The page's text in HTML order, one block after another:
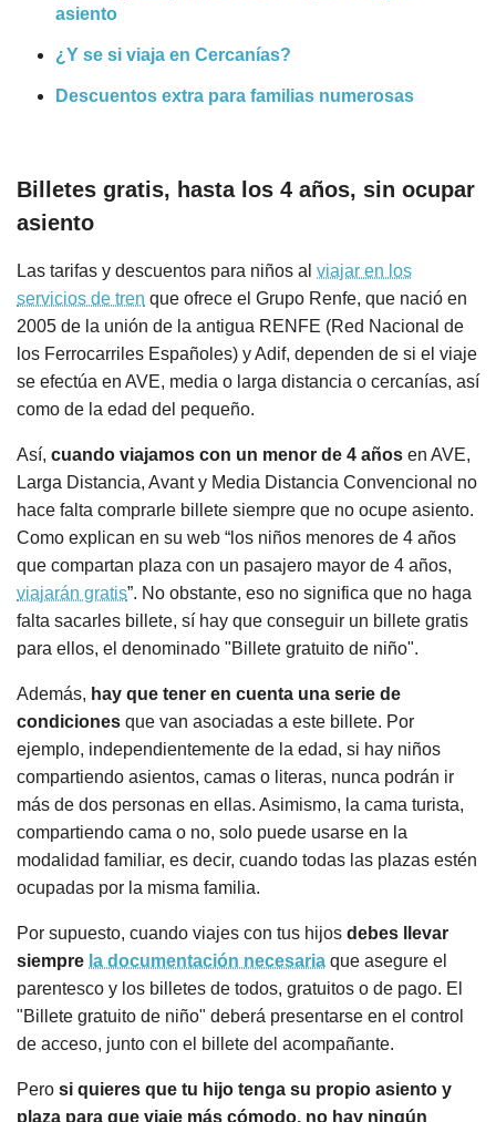
asiento
¿Y se si viaja en Cercanías?
Descuentos extra para familias numerosas
Billetes gratis, hasta los 4 años, sin ocupar
asiento
Las tarifas y descuentos para niños al viajar en los
servicios de tren que ofrece el Grupo Renfe, que nació en
2005 de la unión de la antigua RENFE (Red Nacional de
los Ferrocarriles Españoles) y Adif, dependen de si el viaje
se efectúa en AVE, media o larga distancia o cercanías, así
como de la edad del pequeño.
Así, cuando viajamos con un menor de 4 años en AVE,
Larga Distancia, Avant y Media Distancia Convencional no
hace falta comprarle billete siempre que no ocupe asiento.
Como explican en su web “los niños menores de 4 años
que compartan plaza con un pasajero mayor de 4 años,
viajarán gratis”. No obstante, eso no significa que no haga
falta sacarles billete, sí hay que conseguir un billete gratis
para ellos, el denominado "Billete gratuito de niño".
Además, hay que tener en cuenta una serie de
condiciones que van asociadas a este billete. Por
ejemplo, independientemente de la edad, si hay niños
compartiendo asientos, camas o literas, nunca podrán ir
más de dos personas en ellas. Asimismo, la cama turista,
compartiendo cama o no, solo puede usarse en la
modalidad familiar, es decir, cuando todas las plazas estén
ocupadas por la misma familia.
Por supuesto, cuando viajes con tus hijos debes llevar
siempre la documentación necesaria que asegure el
parentesco y los billetes de todos, gratuitos o de pago. El
"Billete gratuito de niño" deberá presentarse en el control
de acceso, junto con el billete del acompañante.
Pero si quieres que tu hijo tenga su propio asiento y
plaza para que viaje más cómodo, no hay ningún